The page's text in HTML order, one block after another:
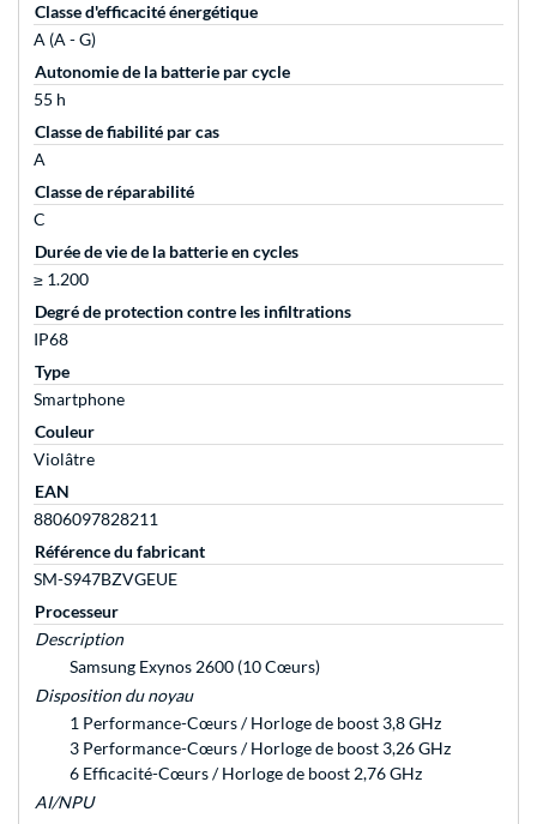
Classe d'efficacité énergétique
A (A - G)
Autonomie de la batterie par cycle
55 h
Classe de fiabilité par cas
A
Classe de réparabilité
C
Durée de vie de la batterie en cycles
≥ 1.200
Degré de protection contre les infiltrations
IP68
Type
Smartphone
Couleur
Violâtre
EAN
8806097828211
Référence du fabricant
SM-S947BZVGEUE
Processeur
Description
Samsung Exynos 2600 (10 Cœurs)
Disposition du noyau
1 Performance-Cœurs / Horloge de boost 3,8 GHz
3 Performance-Cœurs / Horloge de boost 3,26 GHz
6 Efficacité-Cœurs / Horloge de boost 2,76 GHz
AI/NPU